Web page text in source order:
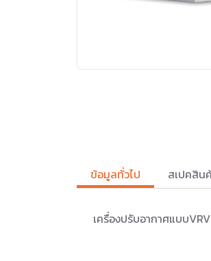
ข้อมูลทั่วไป สเปคสิน
เครื่องปรับอากาศแบบ